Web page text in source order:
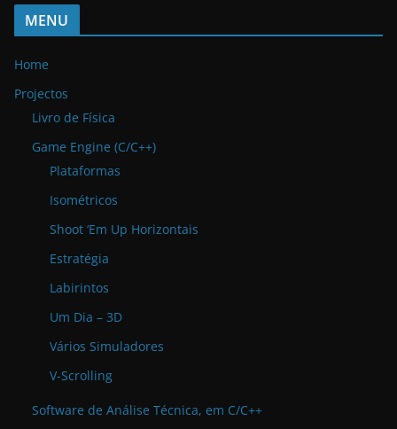
MENU
Home
Projectos
Livro de Física
Game Engine (C/C++)
Plataformas
Isométricos
Shoot ‘Em Up Horizontais
Estratégia
Labirintos
Um Dia – 3D
Vários Simuladores
V-Scrolling
Software de Análise Técnica, em C/C++